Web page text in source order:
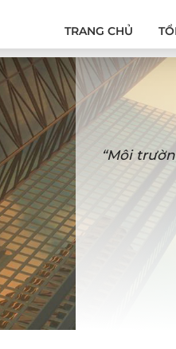
TRANG CHỦ
“Môi